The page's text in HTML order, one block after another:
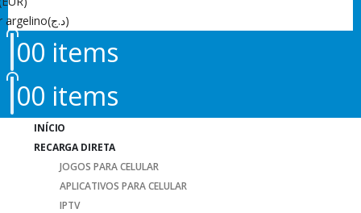
argelino
(د.ج)
00 items
00 items
INÍCIO
RECARGA DIRETA
JOGOS PARA CELULAR
APLICATIVOS PARA CELULAR
IPTV